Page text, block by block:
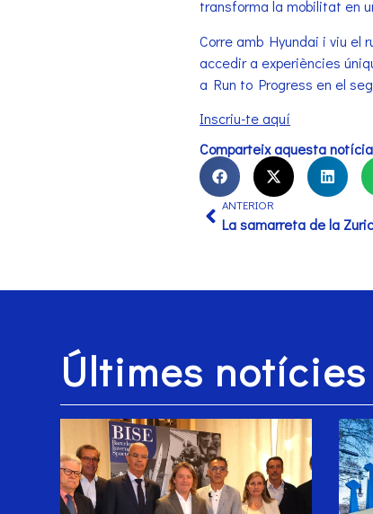
transforma la mobilitat en
Corre amb Hyundai i viu el
accedir a experiències
a Run to Progress en el
Inscriu-te aquí
Comparteix aquesta
ANTERIOR
Últimes notícies